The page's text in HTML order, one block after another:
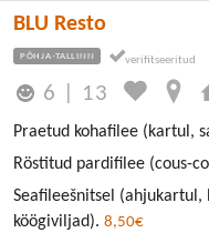
BLU Resto
PÕHJA-TALLINN
6 13
Praetud kohafilee (kartul,
Röstitud pardifilee (cous-
Seafileešnitsel
köögiviljad). 8,50€